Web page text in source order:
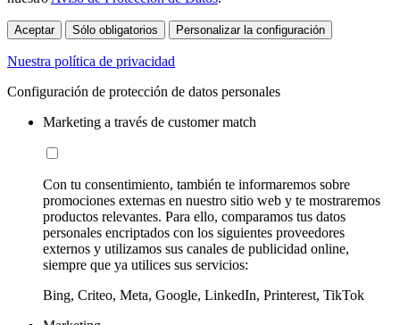
Aceptar Sólo obligatorios Personalizar la configuración
Nuestra política de privacidad
Configuración de protección de datos personales
Marketing a través de customer match
Con tu consentimiento, también te informaremos sobre
promociones externas en nuestro sitio web y te mostraremos
productos relevantes. Para ello, comparamos tus datos
personales encriptados con los siguientes proveedores
externos y utilizamos sus canales de publicidad online,
siempre que ya utilices sus servicios:
Bing, Criteo, Meta, Google, LinkedIn, Printerest, TikTok